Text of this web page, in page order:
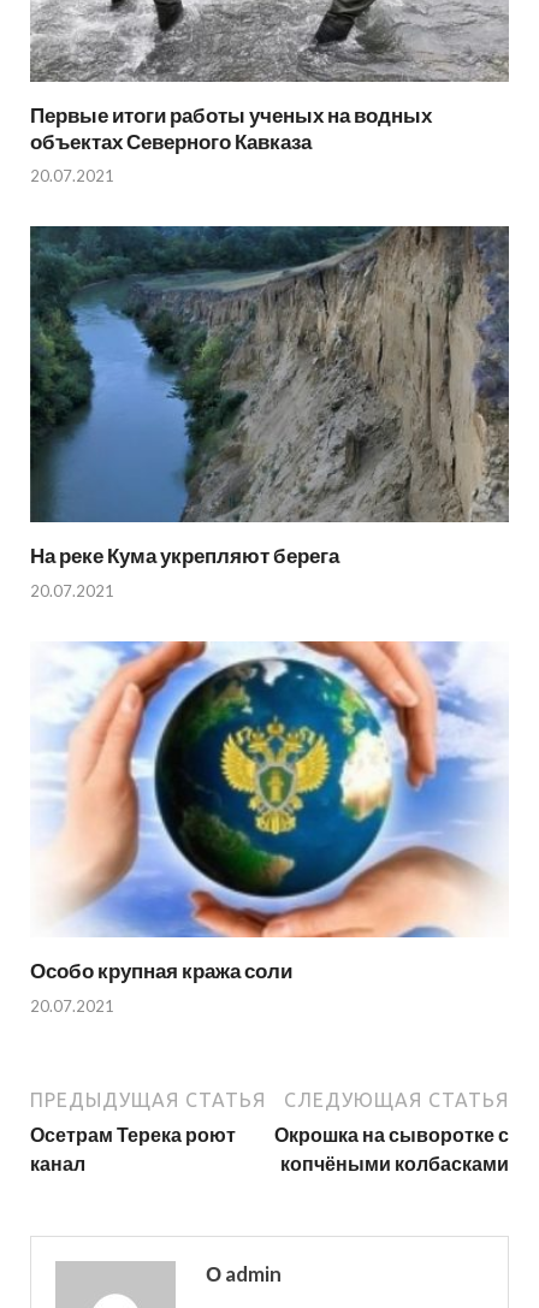
Первые итоги работы ученых на водных
объектах Северного Кавказа
20.07.2021
На реке Кума укрепляют берега
20.07.2021
Особо крупная кража соли
20.07.2021
ПРЕДЫДУЩАЯ СТАТЬЯ
Осетрам Терека роют
канал
СЛЕДУЮЩАЯ СТАТЬЯ
Окрошка на сыворотке с
копчёными колбасками
О admin